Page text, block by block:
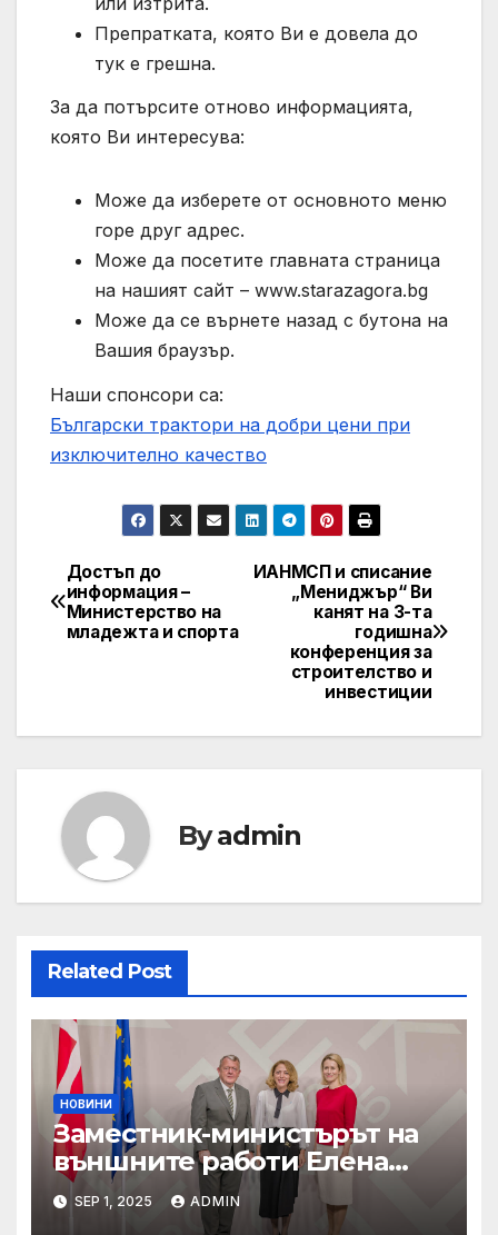
Препратката, която Ви е довела до
тук е грешна.
За да потърсите отново информацията,
която Ви интересува:
Може да изберете от основното меню
горе друг адрес.
Може да посетите главната страница
на нашият сайт – www.starazagora.bg
Може да се върнете назад с бутона на
Вашия браузър.
Наши спонсори са:
Български трактори на добри цени при
изключително качество
Post
navigation
ИАНМСП и списание
„Мениджър“ Ви
канят на 3-та
годишна
конференция за
строителство и
инвестиции
Достъп до
информация –
Министерство на
младежта и спорта
Byadmin
Related Post
НОВИНИ
Заместник-министърът на
външните работи Елена
Шекерлетова участва в
неформалната среща на
SEP 1, 2025 ADMIN